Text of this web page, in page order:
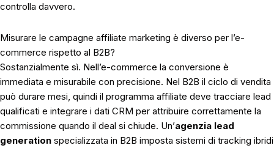
controlla davvero.
Misurare le campagne affiliate marketing è diverso per l’e-
commerce rispetto al B2B?
Sostanzialmente sì. Nell’e-commerce la conversione è
immediata e misurabile con precisione. Nel B2B il ciclo di vendita
può durare mesi, quindi il programma affiliate deve tracciare lead
qualificati e integrare i dati CRM per attribuire correttamente la
commissione quando il deal si chiude. Un’agenzia lead
generation specializzata in B2B imposta sistemi di tracking ibridi